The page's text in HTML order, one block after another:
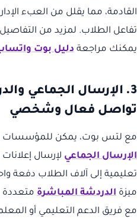
القادمة، مما يقلل من العبء
تفاعل الطلاب. لمزيد من
يمكنك مراجعة دليل بوت واتساب
3. الإرسال الجماعي
تواصل فعال وشخصي
مع لتس بوت، يمكن للمؤسسات
الإرسال الجماعي لإرسال
تعليمية إلى آلاف الطلاب دفعة
ميزة الدردشة المباشرة متعددة
مع فريق الدعم التعليمي أو